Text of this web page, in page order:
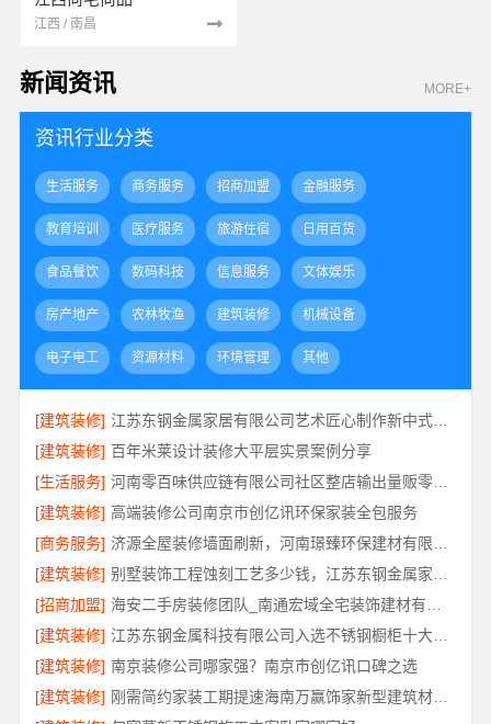
江西 / 南昌
新闻资讯 MORE+
资讯行业分类
生活服务 商务服务 招商加盟 金融服务
教育培训 医疗服务 旅游住宿 日用百货
食品餐饮 数码科技 信息服务 文体娱乐
房产地产 农林牧渔 建筑装修 机械设备
电子电工 资源材料 环境管理 其他
[建筑装修]
江苏东钢金属家居有限公司艺术匠心制作新中式费用详解
[建筑装修] 百年米莱设计装修大平层实景案例分享
[生活服务]
河南零百味供应链有限公司社区整店输出量贩零食适配全场景
[建筑装修] 高端装修公司南京市创亿讯环保家装全包服务
[商务服务]
[建筑装修]
[招商加盟]
[建筑装修]
江苏东钢金属科技有限公司入选不锈钢橱柜十大品牌
[建筑装修] 南京装修公司哪家强？南京市创亿讯口碑之选
[建筑装修]
刚需简约家装工期提速海南万赢饰家新型建筑材料有限公司